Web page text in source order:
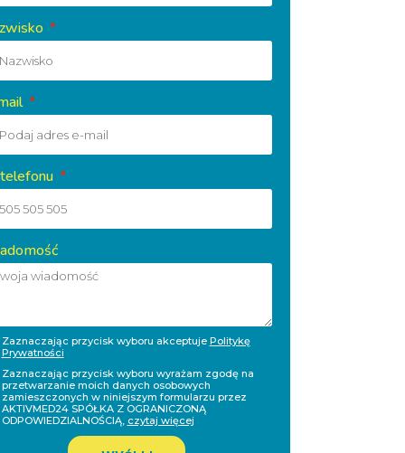
Zaznaczając przycisk wyboru akceptuje Politykę
Prywatności
Zaznaczając przycisk wyboru wyrażam zgodę na
przetwarzanie moich danych osobowych
zamieszczonych w niniejszym formularzu przez
AKTIVMED24 SPÓŁKA Z OGRANICZONĄ
ODPOWIEDZIALNOŚCIĄ, czytaj więcej